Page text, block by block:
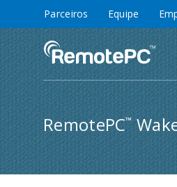
Parceiros Equipe
RemotePC™